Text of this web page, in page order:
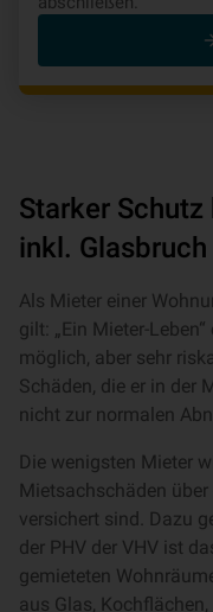
Starker
inkl. Glasbruch
Als Mieter einer
gilt: „Ein Mieter-
möglich, aber sehr
Schäden, die er in der
nicht zur normalen
Die wenigsten Mieter
Mietsachschäden
versichert sind. Dazu
der PHV der VHV ist
gemieteten
aus Glas,